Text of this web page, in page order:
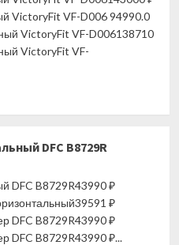
VictoryFit VF-D006 94990.0
VictoryFit VF-D006138710
VictoryFit VF-
DFC B8729R
DFC B8729R43990 ₽
₽
DFC B8729R43990 ₽
DFC B8729R43990 ₽...